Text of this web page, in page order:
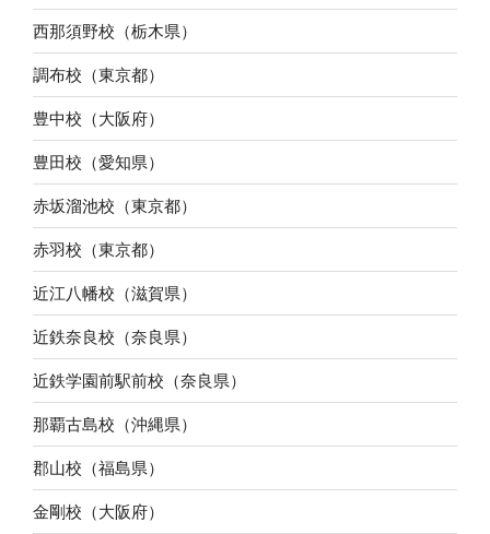
西那須野校（栃木県）
調布校（東京都）
豊中校（大阪府）
豊田校（愛知県）
赤坂溜池校（東京都）
赤羽校（東京都）
近江八幡校（滋賀県）
近鉄奈良校（奈良県）
近鉄学園前駅前校（奈良県）
那覇古島校（沖縄県）
郡山校（福島県）
金剛校（大阪府）